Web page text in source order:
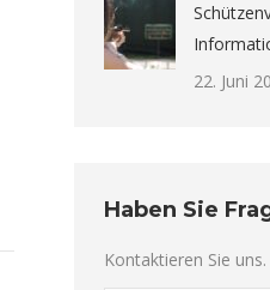
22. Juni
Haben Sie
Kontaktieren Sie uns.